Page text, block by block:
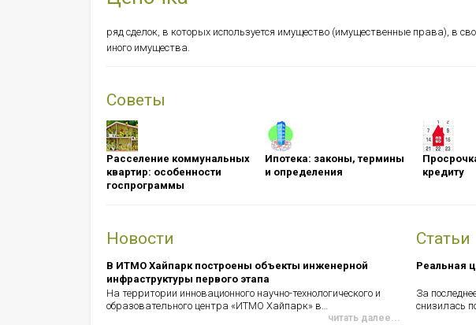
ряд сделок, в которых используется имущество (имущественные права), в
иного имущества.
Советы
Расселение коммунальных
квартир: особенности
госпрограммы
Ипотека: ​​​​​​​законы, термины
и определения
кредиту
Новости
В ИТМО Хайпарк построены объекты инженерной
инфраструктуры первого этапа
На территории инновационного научно-технологического и
образовательного центра «ИТМО Хайпарк» в…
читать далее...
Статьи
Реальная
За
снизилась